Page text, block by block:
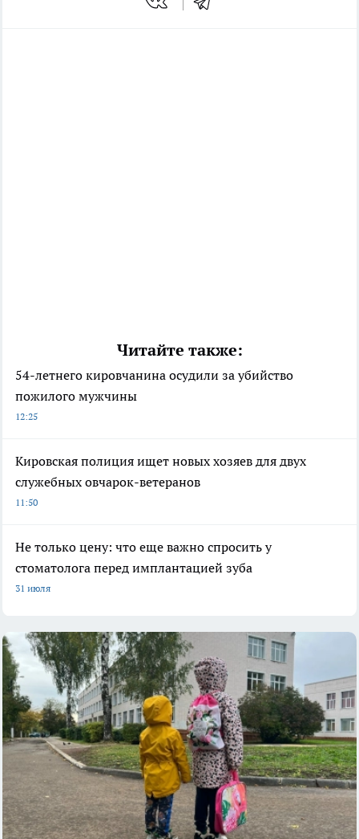
Читайте также:
54-летнего кировчанина осудили за убийство
пожилого мужчины
12:25
Кировская полиция ищет новых хозяев для двух
служебных овчарок-ветеранов
11:50
Не только цену: что еще важно спросить у
стоматолога перед имплантацией зуба
31 июля